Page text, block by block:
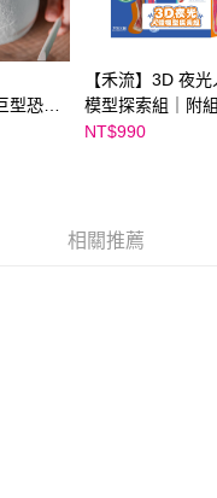
先享後付」服務完成之交
將交易相關給付款項請求債
人之同意方可使用
情形，本公司將視審查結果
恐龍
10款夜
全彩實
【禾流】3D 夜
模型探索組｜附
明書及加大海報
NT$990
相關推薦